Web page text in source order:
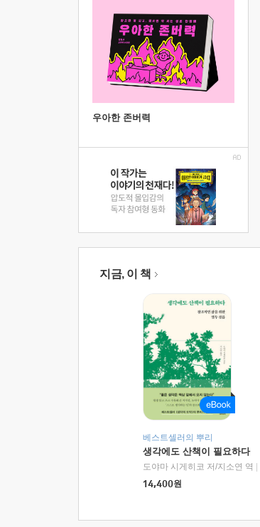
우아한 존버력
지금, 이 책
베스트셀러의 뿌리
생각에도 산책이 필요하다
도야마 시게히코 저/지소연 역
14,400원